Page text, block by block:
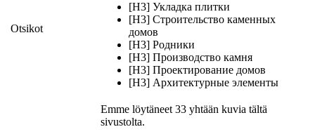
Otsikot
[H3] Укладка плитки
[H3] Строительство каменных
домов
[H3] Родники
[H3] Производство камня
[H3] Проектирование домов
[H3] Архитектурные элементы
Emme löytäneet 33 yhtään kuvia tältä
sivustolta.